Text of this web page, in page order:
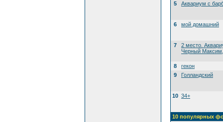
5
Аквариум с
6 мой домашний
7
2 место.
Черный Максим,
8
гекон
9
Голландский
10 34+
10 популярных